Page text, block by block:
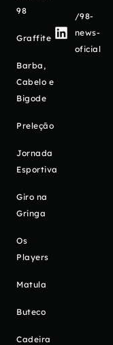
98
Graffite
Barba,
Cabelo e
Bigode
Preleção
Jornada
Esportiva
Giro na
Gringa
Os
Players
Matula
Buteco
Cadeira
/98-
news-
oficial